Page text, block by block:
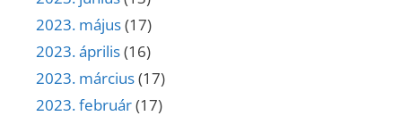
2023. május(17)
2023. április(16)
2023. március(17)
2023. február(17)